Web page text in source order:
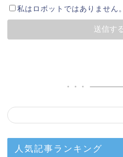
私はロボットではありません。
人気記事ランキング